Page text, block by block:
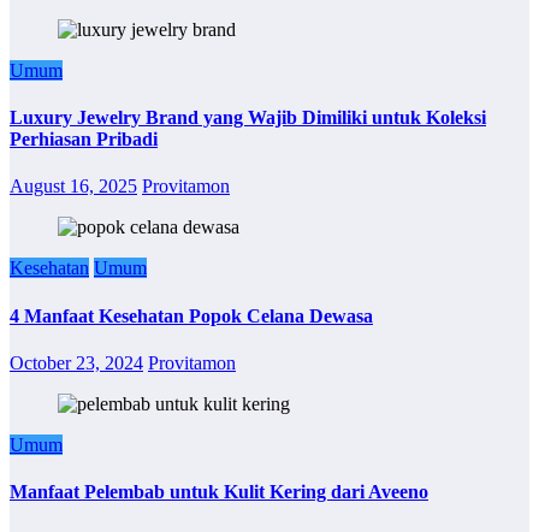
Umum
Luxury Jewelry Brand yang Wajib Dimiliki untuk Koleksi
Perhiasan Pribadi
August 16, 2025 Provitamon
Kesehatan Umum
4 Manfaat Kesehatan Popok Celana Dewasa
October 23, 2024 Provitamon
Umum
Manfaat Pelembab untuk Kulit Kering dari Aveeno